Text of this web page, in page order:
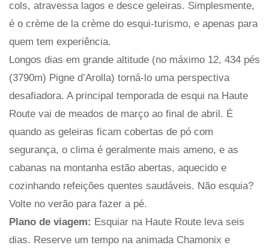
cols, atravessa lagos e desce geleiras. Simplesmente,
é o crème de la crème do esqui-turismo, e apenas para
quem tem experiência.
Longos dias em grande altitude (no máximo 12, 434 pés
(3790m) Pigne d’Arolla) torná-lo uma perspectiva
desafiadora. A principal temporada de esqui na Haute
Route vai de meados de março ao final de abril. É
quando as geleiras ficam cobertas de pó com
segurança, o clima é geralmente mais ameno, e as
cabanas na montanha estão abertas, aquecido e
cozinhando refeições quentes saudáveis. Não esquia?
Volte no verão para fazer a pé.
Plano de viagem: Esquiar na Haute Route leva seis
dias. Reserve um tempo na animada Chamonix e